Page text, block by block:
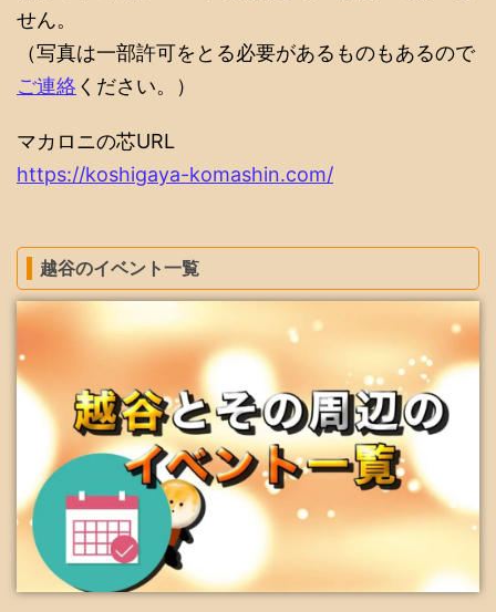
せん。
（写真は一部許可をとる必要があるものもあるので
ご連絡 ください。）
マカロニの芯URL
https://koshigaya-komashin.com/
越谷のイベント一覧